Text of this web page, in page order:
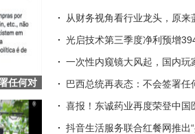
驱动成长 丽珠集团202
任何对
从财务视角看行业龙头，原
光启技术第三季度净利预增
一次性内窥镜大风起，国内玩
巴西总统再表态：不会签署
喜报！东诚药业再度荣登中国
抖音生活服务联合红餐网推出